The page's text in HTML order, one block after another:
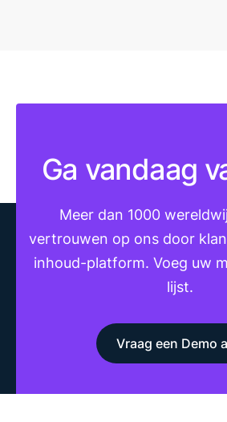
Ga vandaag
Meer dan 1000
vertrouwen op ons door
inhoud-platform. Voeg uw
lijst.
Vraag een Demo